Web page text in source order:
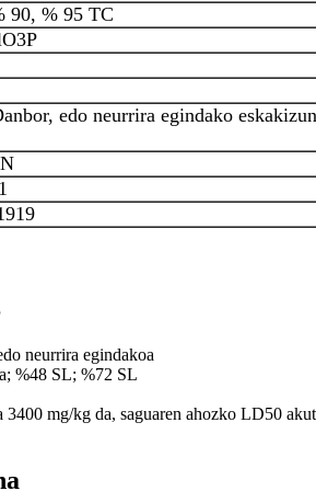
90, % 95 TC
edo neurrira egindako
neurrira egindakoa
%48 SL; %72 SL
mg/kg da, saguaren ahozko LD50